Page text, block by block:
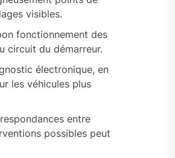
visibles.
fonctionnement des
circuit du démarreur.
électronique, en
les véhicules plus
entre
possibles peut